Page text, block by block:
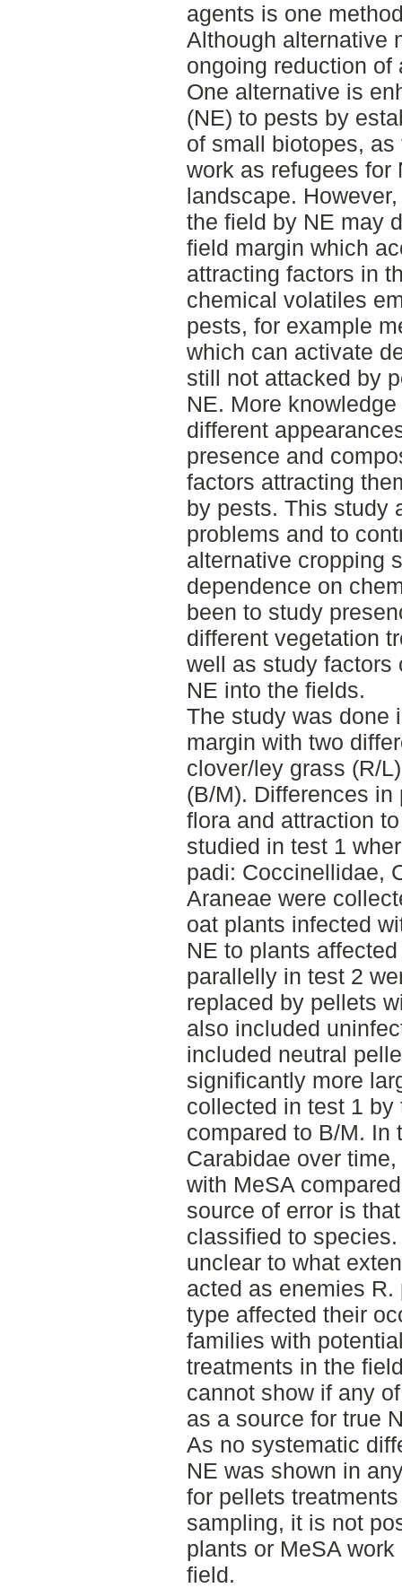
agents is one
Although alternative
ongoing reduction
One alternative is
(NE) to pests by
of small biotopes,
work as refugees for
landscape.
the field by NE may
field margin which
attracting factors in
chemical volatiles
pests, for example
which can activate
still not attacked by
NE. More
different
presence and
factors attracting
by pests. This study
problems and to
alternative cropping
dependence on
been to study
different vegetation
well as study factors
NE into the fields.
The study was done
margin with two
clover/ley grass (R/
(B/M). Differences
flora and attraction
studied in test 1
padi: Coccinellidae,
Araneae were
oat plants infected
NE to plants
parallelly in test 2
replaced by pellets
also included
included neutral
significantly more
collected in test 1
compared to B/M. In
Carabidae over
with MeSA
source of error is
classified to
unclear to what
acted as enemies
type affected their
families with
treatments in the
cannot show if any
as a source for true
As no systematic
NE was shown in
for pellets
sampling, it is not
plants or MeSA
field.